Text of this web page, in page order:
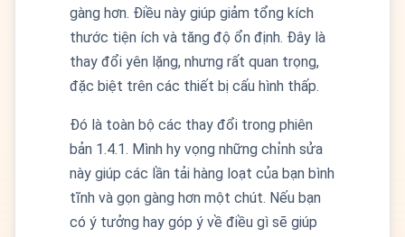
gàng hơn. Điều này giúp giảm tổng kích
thước tiện ích và tăng độ ổn định. Đây là
thay đổi yên lặng, nhưng rất quan trọng,
đặc biệt trên các thiết bị cấu hình thấp.
Đó là toàn bộ các thay đổi trong phiên
bản 1.4.1. Mình hy vọng những chỉnh sửa
này giúp các lần tải hàng loạt của bạn bình
tĩnh và gọn gàng hơn một chút. Nếu bạn
có ý tưởng hay góp ý về điều gì sẽ giúp